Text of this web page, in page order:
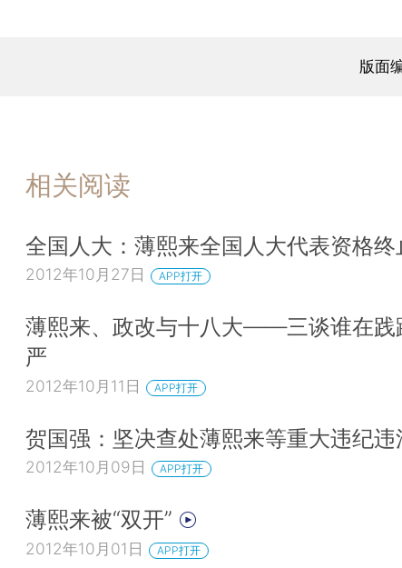
版面
相关阅读
全国人大：薄熙来全国人大代表资格终
2012年10月27日 APP打开
薄熙来、政改与十八大——三谈谁在践
严
2012年10月11日 APP打开
贺国强：坚决查处薄熙来等重大违纪违
2012年10月09日 APP打开
薄熙来被“双开”
2012年10月01日 APP打开